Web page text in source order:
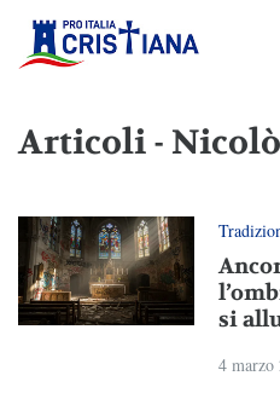
Articoli -
si
4 marzo